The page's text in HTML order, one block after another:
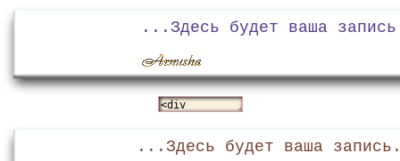
...Здесь будет ваша
...Здесь будет ваша